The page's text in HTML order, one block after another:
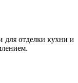
для отделки кухни и